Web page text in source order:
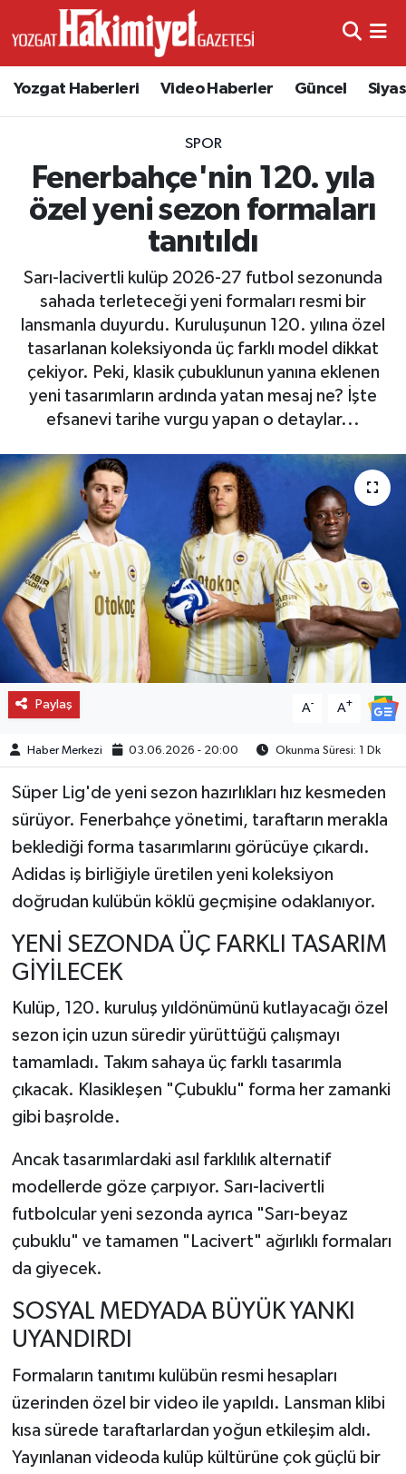
Yozgat Haberleri Video Haberler Güncel
SPOR
Fenerbahçe'nin 120. yıla
özel yeni sezon formaları
tanıtıldı
Sarı-lacivertli kulüp 2026-27 futbol sezonunda
sahada terleteceği yeni formaları resmi bir
lansmanla duyurdu. Kuruluşunun 120. yılına özel
tasarlanan koleksiyonda üç farklı model dikkat
çekiyor. Peki, klasik çubuklunun yanına eklenen
yeni tasarımların ardında yatan mesaj ne? İşte
efsanevi tarihe vurgu yapan o detaylar...
Paylaş A- A+
Haber Merkezi 03.06.2026 - 20:00 Okunma Süresi: 1 Dk
Süper Lig'de yeni sezon hazırlıkları hız kesmeden
sürüyor. Fenerbahçe yönetimi, taraftarın merakla
beklediği forma tasarımlarını görücüye çıkardı.
Adidas iş birliğiyle üretilen yeni koleksiyon
doğrudan kulübün köklü geçmişine odaklanıyor.
YENİ SEZONDA ÜÇ FARKLI TASARIM
GİYİLECEK
Kulüp, 120. kuruluş yıldönümünü kutlayacağı özel
sezon için uzun süredir yürüttüğü çalışmayı
tamamladı. Takım sahaya üç farklı tasarımla
çıkacak. Klasikleşen "Çubuklu" forma her zamanki
gibi başrolde.
Ancak tasarımlardaki asıl farklılık alternatif
modellerde göze çarpıyor. Sarı-lacivertli
futbolcular yeni sezonda ayrıca "Sarı-beyaz
çubuklu" ve tamamen "Lacivert" ağırlıklı formaları
da giyecek.
SOSYAL MEDYADA BÜYÜK YANKI
UYANDIRDI
Formaların tanıtımı kulübün resmi hesapları
üzerinden özel bir video ile yapıldı. Lansman klibi
kısa sürede taraftarlardan yoğun etkileşim aldı.
Yayınlanan videoda kulüp kültürüne çok güçlü bir